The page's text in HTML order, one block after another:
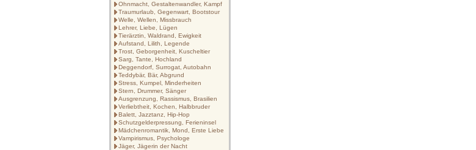
Ohnmacht, Gestaltenwandler, Kampf
Traumurlaub, Gegenwart, Bootstour
Welle, Wellen, Missbrauch
Lehrer, Liebe, Lügen
Tierärztin, Waldrand, Ewigkeit
Aufstand, Lilith, Legende
Trost, Geborgenheit, Kuscheltier
Sarg, Tante, Hochland
Deggendorf, Surrogat, Autobahn
Teddybär, Bär, Abgrund
Stress, Kumpel, Minderheiten
Stern, Drummer, Sänger
Ausgrenzung, Rassismus, Brasilien
Verliebtheit, Kochen, Halbbruder
Balett, Jazztanz, Hip-Hop
Schutzgelderpressung, Ferieninsel
Mädchenromantik, Mond, Erste Liebe
Vampirismus, Psychologe
Jäger, Jägerin der Nacht